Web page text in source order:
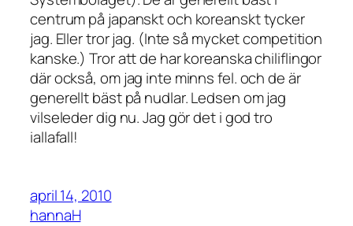
centrum på japanskt och koreanskt tycker
jag. Eller tror jag. (Inte så mycket competition
kanske.) Tror att de har koreanska chiliflingor
där också, om jag inte minns fel. och de är
generellt bäst på nudlar. Ledsen om jag
vilseleder dig nu. Jag gör det i god tro
iallafall!
april 14, 2010
hannaH